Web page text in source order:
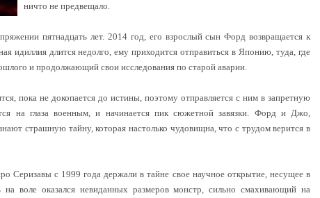
ничто не предвещало.
пятнадцать лет. 2014 год, его взрослый сын Форд возвращается к
идиллия длится недолго, ему приходится отправиться в Японию, туда, где
и продолжающий свои исследования по старой аварии.
пока не докопается до истины, поэтому отправляется с ним в запретную
на глаза военным, и начинается пик сюжетной завязки. Форд и Джо,
страшную тайну, которая настолько чудовищна, что с трудом верится в
Серизавы с 1999 года держали в тайне свое научное открытие, несущее в
на воле оказался невиданных размеров монстр, сильно смахивающий на